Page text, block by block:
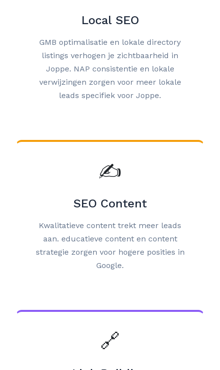
Local SEO
GMB optimalisatie en lokale directory
listings verhogen je zichtbaarheid in
Joppe. NAP consistentie en lokale
verwijzingen zorgen voor meer lokale
leads specifiek voor Joppe.
✍️
SEO Content
Kwalitatieve content trekt meer leads
aan. educatieve content en content
strategie zorgen voor hogere posities in
Google.
🔗